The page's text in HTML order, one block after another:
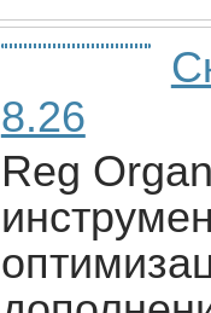
8.26
Reg